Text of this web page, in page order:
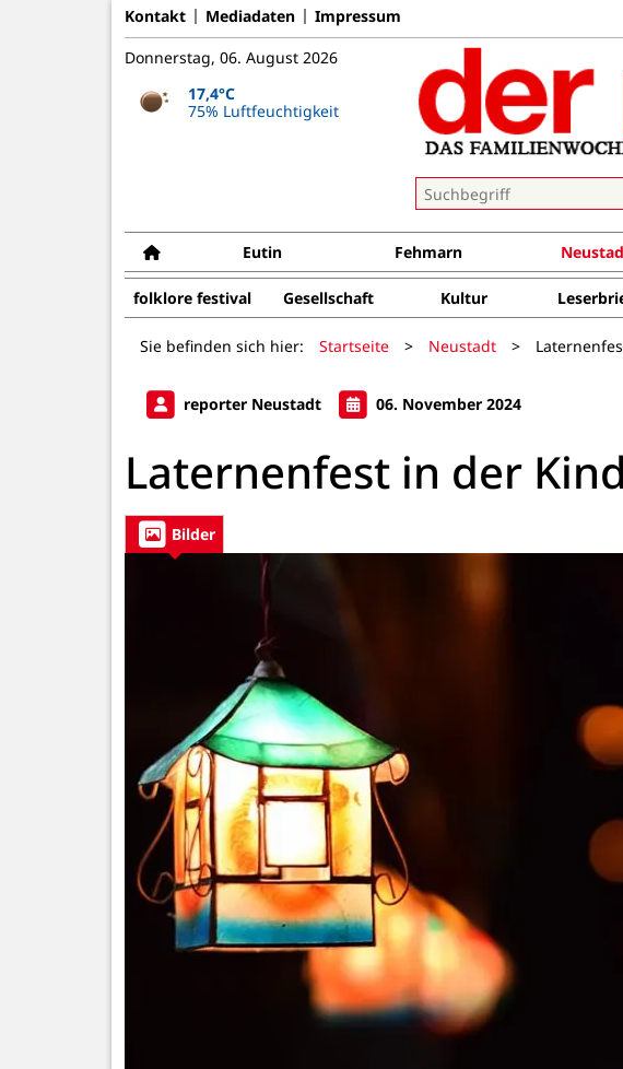
Kontakt Mediadaten Impressum
Donnerstag, 06. August 2026
17,4°C
75% Luftfeuchtigkeit
Eutin Fehmarn
folklore festival Gesellschaft Kultur
Sie befinden sich hier: Startseite > Neustadt >
reporter Neustadt 06. November 2024
Laternenfest in der
Bilder